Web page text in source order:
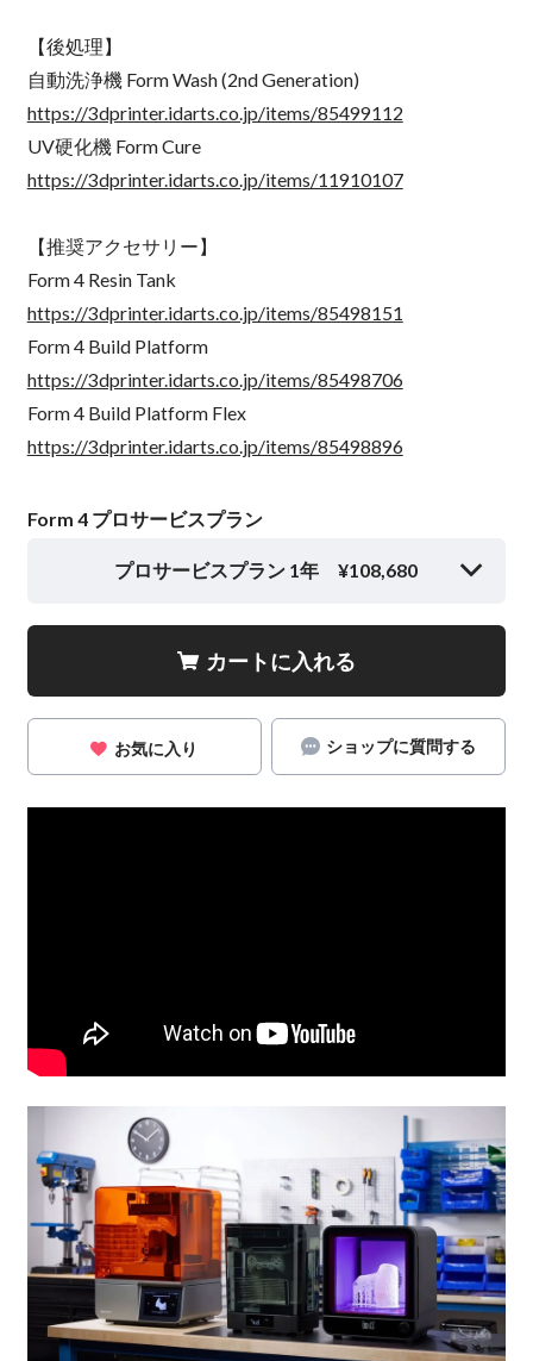
【後処理】
自動洗浄機 Form Wash (2nd Generation)
https://3dprinter.idarts.co.jp/items/85499112
UV硬化機 Form Cure
https://3dprinter.idarts.co.jp/items/11910107
【推奨アクセサリー】
Form 4 Resin Tank
https://3dprinter.idarts.co.jp/items/85498151
Form 4 Build Platform
https://3dprinter.idarts.co.jp/items/85498706
Form 4 Build Platform Flex
https://3dprinter.idarts.co.jp/items/85498896
Form 4 プロサービスプラン
プロサービスプラン 1年 ¥108,680
カートに入れる
お気に入り ショップに質問する